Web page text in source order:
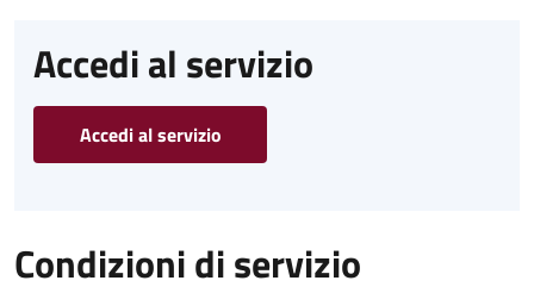
Accedi al servizio
Accedi al servizio
Condizioni di servizio